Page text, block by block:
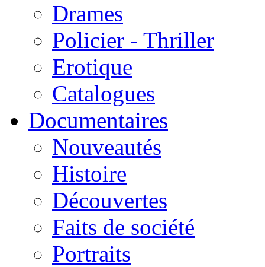
Drames
Policier - Thriller
Erotique
Catalogues
Documentaires
Nouveautés
Histoire
Découvertes
Faits de société
Portraits